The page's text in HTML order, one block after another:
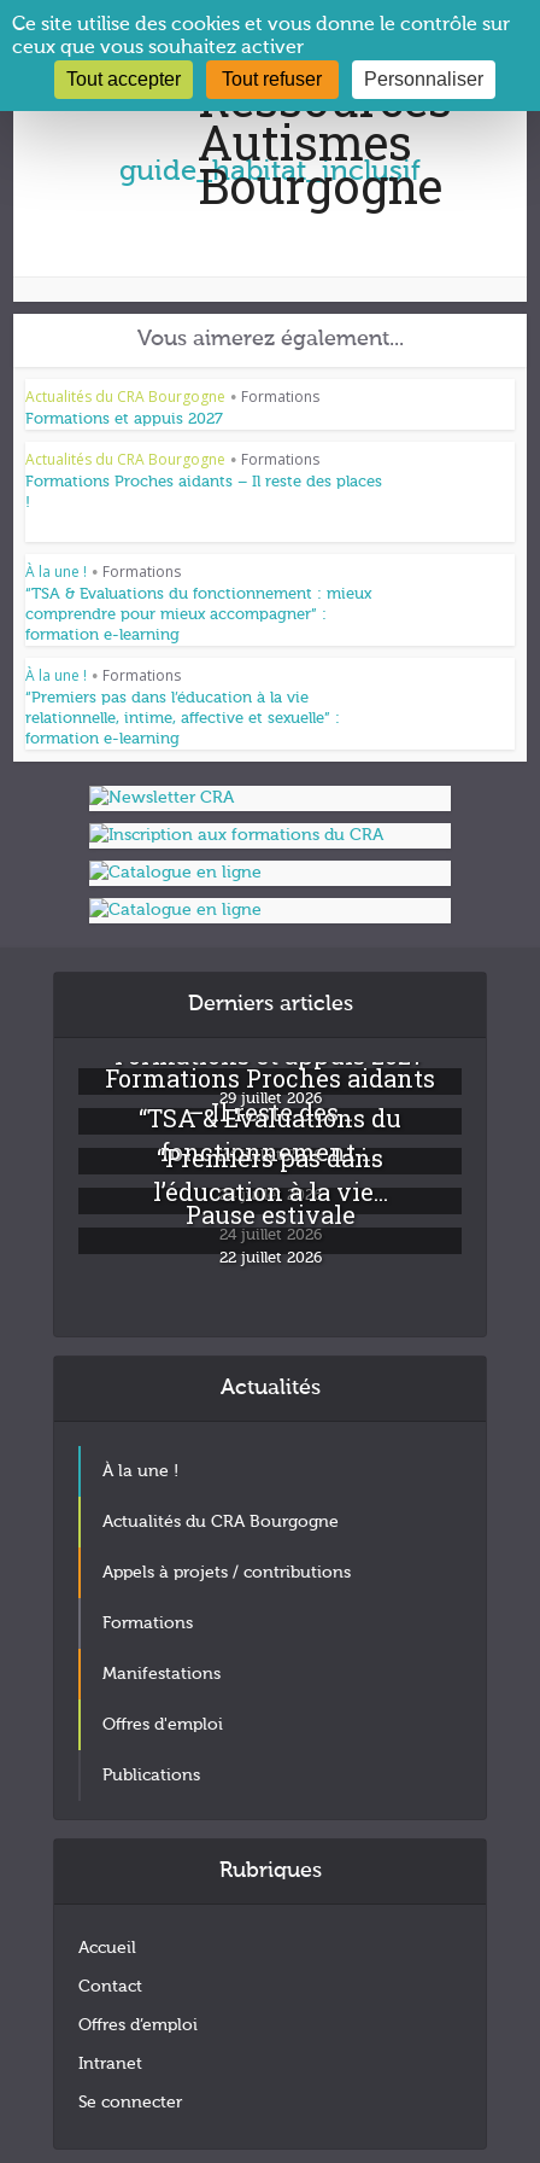
Vous êtes ici :CRA Bourgogne→guide_habitat_inclusif
guide_habitat_inclusif
Vous aimerez également...
Actualités du CRA Bourgogne • Formations
Formations et appuis 2027
Actualités du CRA Bourgogne • Formations
Formations Proches aidants – Il reste des places
!
À la une ! • Formations
“TSA & Evaluations du fonctionnement : mieux
comprendre pour mieux accompagner” :
formation e-learning
À la une ! • Formations
“Premiers pas dans l’éducation à la vie
relationnelle, intime, affective et sexuelle” :
formation e-learning
Derniers articles
Formations et appuis 2027
29 juillet 2026
Formations Proches aidants
– Il reste des...
24 juillet 2026
“TSA & Evaluations du
fonctionnement :...
24 juillet 2026
“Premiers pas dans
l’éducation à la vie...
24 juillet 2026
Pause estivale
22 juillet 2026
Actualités
À la une !
Actualités du CRA Bourgogne
Appels à projets / contributions
Formations
Manifestations
Offres d'emploi
Publications
Rubriques
Accueil
Contact
Offres d’emploi
Intranet
Se connecter
Panneau de gestion des cookies
Ce site utilise des cookies et vous donne le contrôle sur
ceux que vous souhaitez activer
Tout accepter Tout refuser Personnaliser